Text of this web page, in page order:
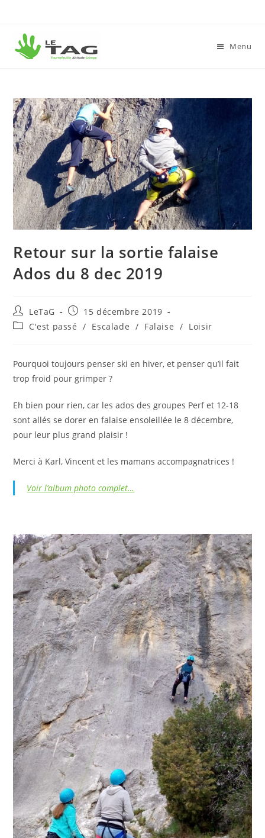
Menu
Retour sur la sortie falaise
Ados du 8 dec 2019
LeTaG
15 décembre 2019
C'est passé / Escalade / Falaise / Loisir
Pourquoi toujours penser ski en hiver, et penser qu’il fait
trop froid pour grimper ?
Eh bien pour rien, car les ados des groupes Perf et 12-18
sont allés se dorer en falaise ensoleillée le 8 décembre,
pour leur plus grand plaisir !
Merci à Karl, Vincent et les mamans accompagnatrices !
Voir l’album photo complet…